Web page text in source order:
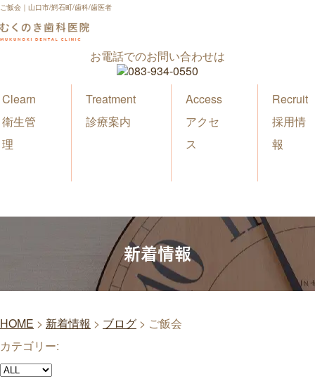
ご飯会｜山口市/鰐石町/歯科/歯医者
お電話でのお問い合わせは
Clearn
衛生管
理
Treatment
診療案内
Access
アクセ
ス
Recruit
採用情
報
新着情報
HOME > 新着情報 > ブログ > ご飯会
カテゴリー: